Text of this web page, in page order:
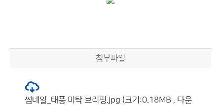
첨부파일
썸네일_태풍 미탁 브리핑.jpg (크기:0.18MB , 다운